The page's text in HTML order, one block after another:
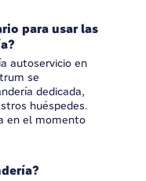
para usar las
autoservicio en
se
dedicada,
huéspedes.
en el momento